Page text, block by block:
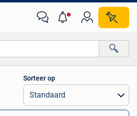
Alle afstanden…
Sorteer op